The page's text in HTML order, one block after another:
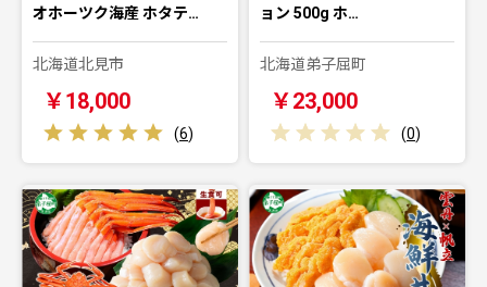
オホーツク海産 ホタテ…
北海道北見市
￥18,000
(6)
ョン 500g ホ…
北海道弟子屈町
￥23,000
(0)